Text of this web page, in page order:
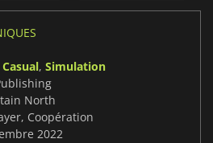
Casual, Simulation
North
Coopération
2022